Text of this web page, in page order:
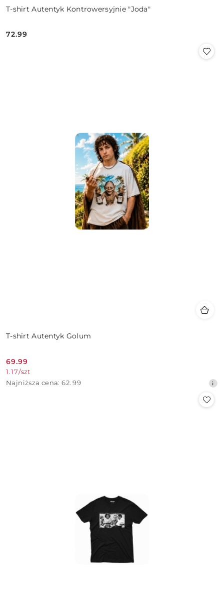
T-shirt Autentyk Kontrowersyjnie "Joda"
Cena:
72.99
T-shirt Autentyk Golum
Cena
promocyjna:
69.99
1.17/szt
Najniższa
Najniższa cena: 62.99